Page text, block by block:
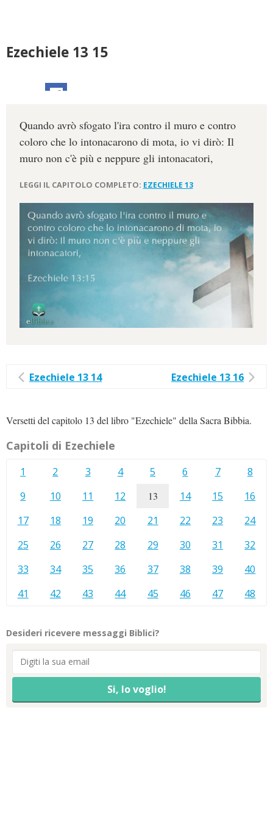
Ezechiele 13 15
Quando avrò sfogato l'ira contro il muro e contro
coloro che lo intonacarono di mota, io vi dirò: Il
muro non c'è più e neppure gli intonacatori,
LEGGI IL CAPITOLO COMPLETO: EZECHIELE 13
Ezechiele 13 14 Ezechiele 13 16
Versetti del capitolo 13 del libro "Ezechiele" della Sacra Bibbia.
Capitoli di Ezechiele
1 2 3 4 5 6 7
8
9
10 11 12 13 14 15
16
17
18 19 20 21 22 23
24
25
26 27 28 29 30 31
32
33
34 35 36 37 38 39
40
41
42 43 44 45 46 47 48
Desideri ricevere messaggi Biblici?